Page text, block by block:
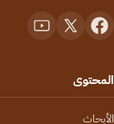
المحتوى
الأبحاث